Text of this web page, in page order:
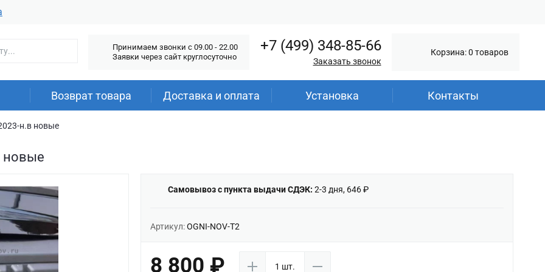
Принимаем звонки c 09.00 - 22.00
Заявки через сайт круглосуточно
+7 (499) 348-85-66
Заказать звонок
Корзина: 0 товаров
Возврат товара Доставка и оплата Установка Контакты
н.в новые
новые
Самовывоз с пункта выдачи СДЭК: 2-3 дня, 646 ₽
Артикул:OGNI-NOV-T2
8 800 ₽